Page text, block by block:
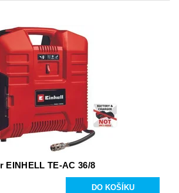
EINHELL TE-AC 36/8